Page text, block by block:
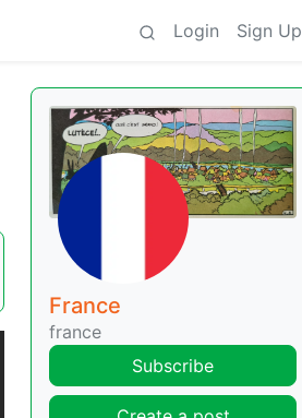
Login Sign Up
France
france
Subscribe